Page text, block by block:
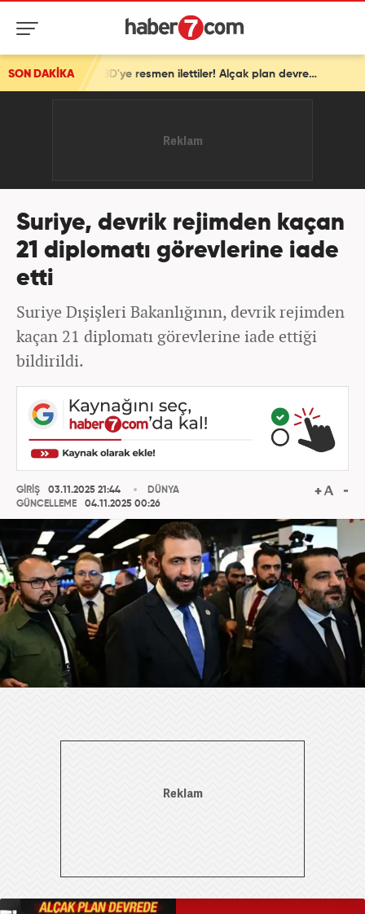
SON DAKİKA İsrail'den ortalığı karıştıracak Gazze kararı! ABD'ye resmen ilettiler! Alçak plan devrede
Suriye, devrik rejimden kaçan
21 diplomatı görevlerine iade
etti
Suriye Dışişleri Bakanlığının, devrik rejimden
kaçan 21 diplomatı görevlerine iade ettiği
bildirildi.
GİRİŞ
03.11.2025 21:44
GÜNCELLEME
04.11.2025 00:26
DÜNYA